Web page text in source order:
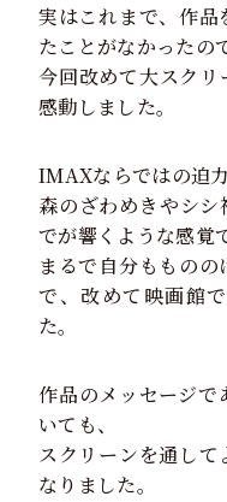
実はこれまで、作
たことがなかったの
今回改めて大スク
感動しました。
IMAXならではの迫
森のざわめきやシ
でが響くような感覚
まるで自分ももの
で、改めて映画館
た。
作品のメッセージ
いても、
スクリーンを通し
なりました。